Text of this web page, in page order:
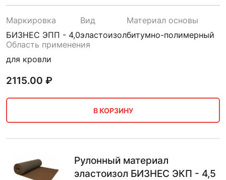
Маркировка
БИЗНЕС ЭПП - 4,0
Вид
эластоизол
Материал основы
битумно-полимерный
Область применения
для кровли
2115.00 ₽
В КОРЗИНУ
Рулонный материал
эластоизол БИЗНЕС ЭКП - 4,5